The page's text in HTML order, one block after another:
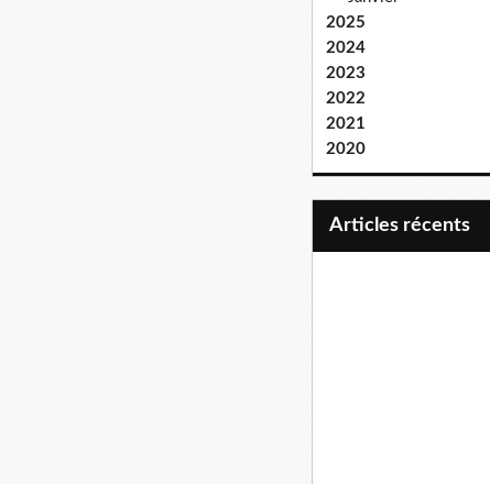
2025
2024
2023
2022
2021
2020
articles récents